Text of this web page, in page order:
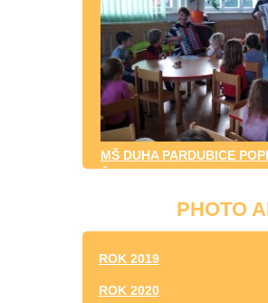
MŠ DUHA PARDUBICE
ČIVICE
PHOTO
ROK 2019
ROK 2020